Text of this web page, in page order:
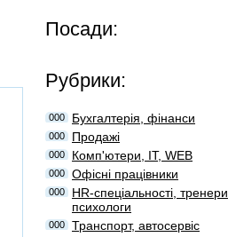
Посади:
Рубрики:
000 Бухгалтерія, фінанси
000 Продажі
000 Комп'ютери, IT, WEB
000 Офісні працівники
000
HR-спеціальності, тренери,
психологи
000 Транспорт, автосервіс